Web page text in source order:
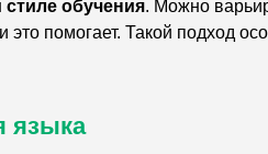
обучения. Можно
помогает. Такой подход
языка